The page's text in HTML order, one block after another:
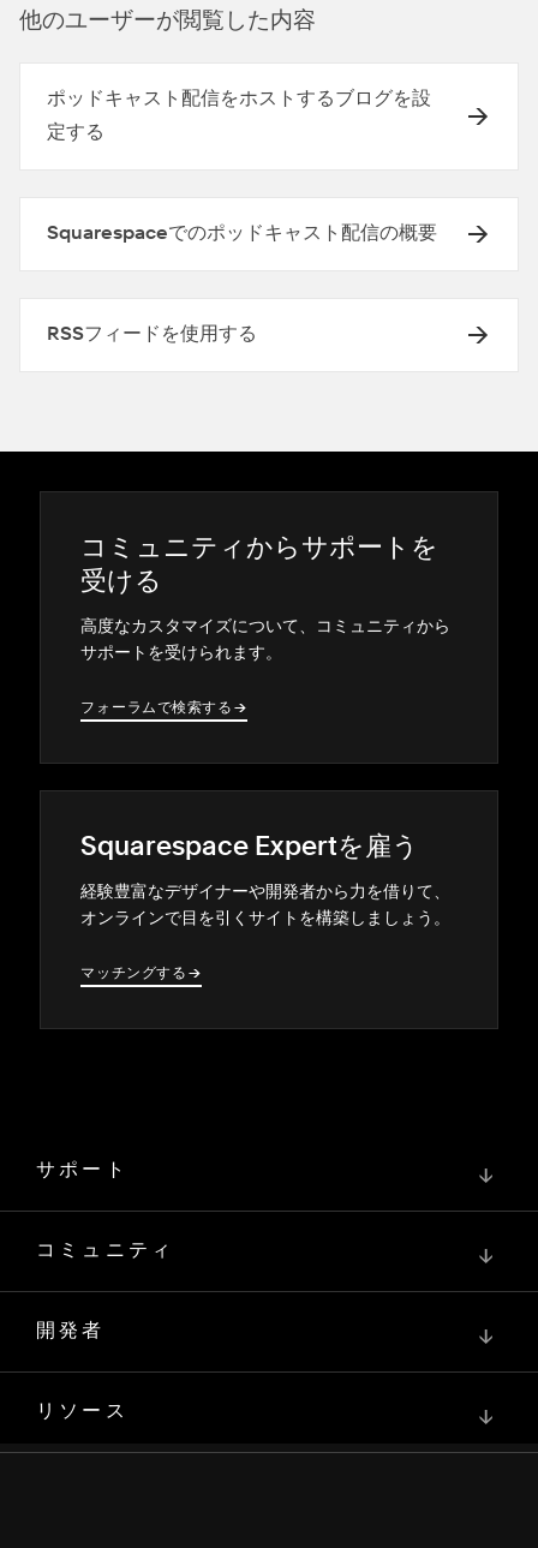
他のユ⁠ーザ⁠ーが閲覧した内容
ポッドキャスト配信をホストするブログを設
定する
Squarespaceでのポッドキャスト配信の概要
RSSフィードを使用する
コミ⁠ュニテ⁠ィからサポ⁠ートを
受ける
高度なカスタマイズについて⁠、コミ⁠ュニテ⁠ィから
サポ⁠ートを受けられます⁠。
フ⁠ォ⁠ーラムで検索する →
→
Squarespace Expertを雇う
経験豊富なデザイナ⁠ーや開発者から力を借りて⁠、
オンラインで目を引くサイトを構築しまし⁠ょう⁠。
マ⁠ッチングする →
→
サポート ↓
コミュニティ ↓
開発者 ↓
リソース ↓